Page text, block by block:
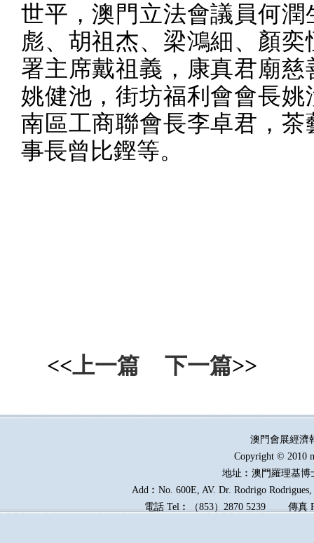
世平，澳門立法會議員何潤
彪、胡祖杰、梁鴻細、顏奕
署主席戴祖義，康真君廟慈
姚健池，街坊福利會會長姚
南區工商聯會長李卓君，茶
事長曾比鏗等。
<<上一篇 下一篇>>
澳門會展經
Copyright © 2010
地址︰澳門羅理基博
Add︰No. 600E, AV. Dr. Rodrigo
電話 Tel︰（853）2870 5239傳真